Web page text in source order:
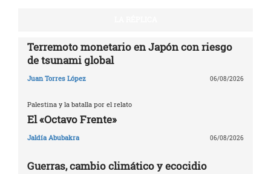
Terremoto monetario en Japón con riesgo
de tsunami global
Juan Torres López 06/08/2026
Palestina y la batalla por el relato
El «Octavo Frente»
Jaldía Abubakra 06/08/2026
Guerras, cambio climático y ecocidio